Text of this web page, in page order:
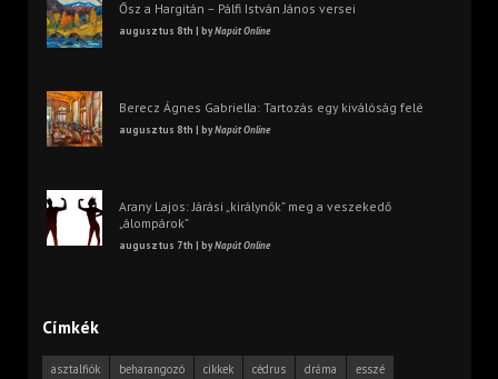
Ősz a Hargitán – Pálfi István János versei
augusztus 8th | byNapút Online
Berecz Ágnes Gabriella: Tartozás egy kiválóság felé
augusztus 8th | byNapút Online
Arany Lajos: Járási „királynők” meg a veszekedő
„álompárok”
augusztus 7th | byNapút Online
Címkék
asztalfiók beharangozó cikkek cédrus dráma
esszé